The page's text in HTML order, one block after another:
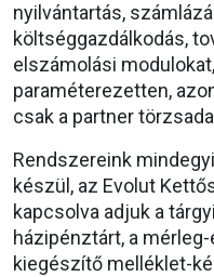
nyilvántartás,
költséggazdálkodás,
elszámolási
paraméterezetten,
csak a partner
Rendszereink
készül, az Evolut
kapcsolva adjuk a
házipénztárt, a
kiegészítő melléklet-